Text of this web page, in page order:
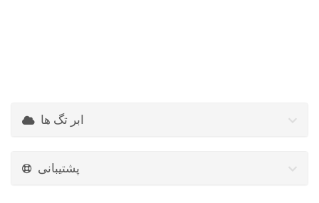
ابر تگ ها
پشتیبانی